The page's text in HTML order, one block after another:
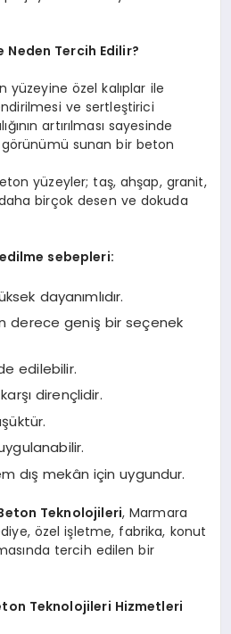
Neden Tercih Edilir?
yüzeyine özel kalıplar ile
ve sertleştirici
artırılması sayesinde
sunan bir beton
yüzeyler; taş, ahşap, granit,
birçok desen ve dokuda
sebepleri:
dayanımlıdır.
derece geniş bir seçenek
edilebilir.
dirençlidir.
dış mekân için uygundur.
Teknolojileri, Marmara
özel işletme, fabrika, konut
tercih edilen bir
Teknolojileri Hizmetleri